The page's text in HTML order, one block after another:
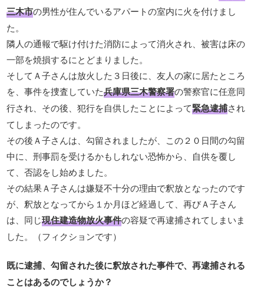
三木市の男性が住んでいるアパートの室内に火を付けまし
た。
隣人の通報で駆け付けた消防によって消火され、被害は床の
一部を焼損するにとどまりました。
そしてＡ子さんは放火した３日後に、友人の家に居たところ
を、事件を捜査していた兵庫県三木警察署の警察官に任意同
行され、その後、犯行を自供したことによって緊急逮捕され
てしまったのです。
その後Ａ子さんは、勾留されましたが、この２０日間の勾留
中に、刑事罰を受けるかもしれない恐怖から、自供を覆し
て、否認をし始めました。
その結果Ａ子さんは嫌疑不十分の理由で釈放となったのです
が、釈放となってから１か月ほど経過して、再びＡ子さん
は、同じ現住建造物放火事件の容疑で再逮捕されてしまいま
した。（フィクションです）
既に逮捕、勾留された後に釈放された事件で、再逮捕される
ことはあるのでしょうか？